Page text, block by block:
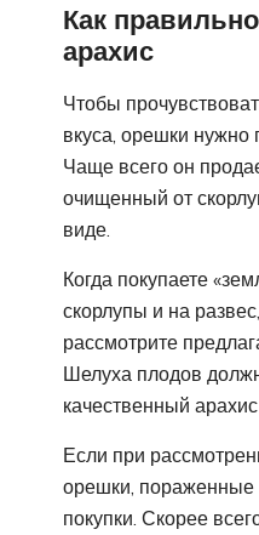
Как
арахис
Чтобы
вкуса, орешки нужно
Чаще всего он
очищенный от
виде.
Когда покупаете
скорлупы и на
рассмотрите
Шелуха плодов
качественный
Если при
орешки, пораженные
покупки. Скорее